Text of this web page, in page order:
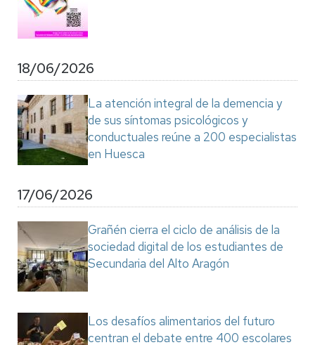
18/06/2026
La atención integral de la demencia y
de sus síntomas psicológicos y
conductuales reúne a 200 especialistas
en Huesca
17/06/2026
Grañén cierra el ciclo de análisis de la
sociedad digital de los estudiantes de
Secundaria del Alto Aragón
Los desafíos alimentarios del futuro
centran el debate entre 400 escolares